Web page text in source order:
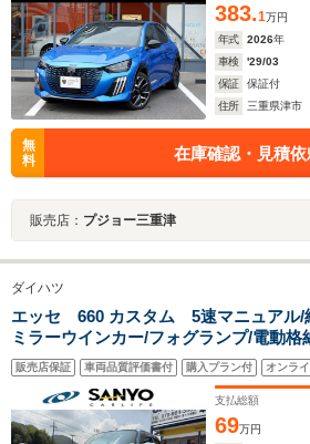
383.1万円
年式
2026年
車検
'29/03
保証
保証付
住所
三重県津市
無
料
在庫確認・見積依
販売店： プジョー三重津
ダイハツ
エッセ 660 カスタム 5速マニュアル/
ミラーウインカー/フォグランプ/電動格
販売店保証 車両品質評価書付 購入プラン付 オンラ
支払総額
69万円